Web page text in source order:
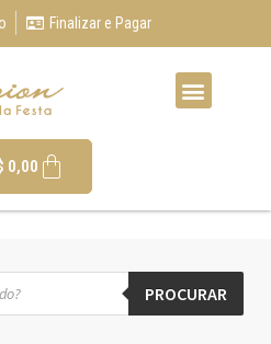
Finalizar e Pagar
0,00
PROCURAR